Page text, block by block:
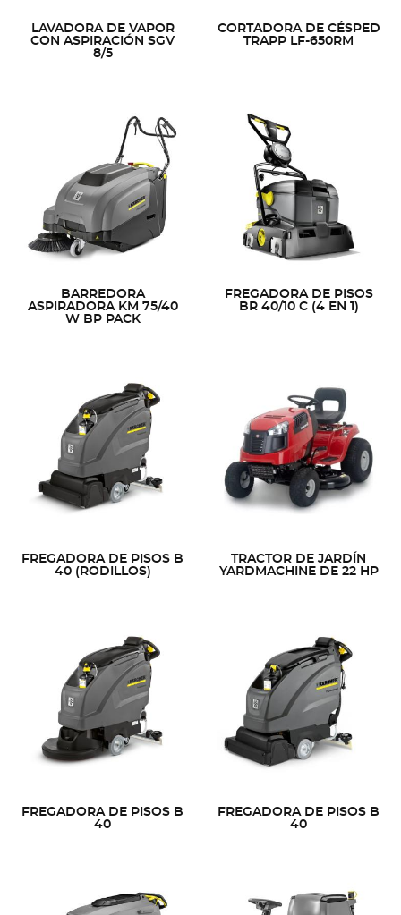
LAVADORA DE VAPOR
CON ASPIRACIÓN SGV
8/5
CORTADORA DE CÉSPED
TRAPP LF-650RM
BARREDORA
ASPIRADORA KM 75/40
W BP PACK
FREGADORA DE PISOS
BR 40/10 C (4 EN 1)
FREGADORA DE PISOS B
40 (RODILLOS)
TRACTOR DE JARDÍN
YARDMACHINE DE 22 HP
FREGADORA DE PISOS B
40
FREGADORA DE PISOS B
40